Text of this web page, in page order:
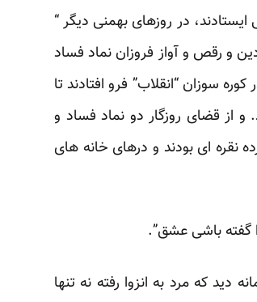
در روزهای بهمنی دیگر “
و رقص و آواز فروزان نماد فساد
سوزان “انقلاب” فرو افتادند تا
از قضای روزگار دو نماد فساد و
نقره ای بودند و درهای خانه های
گفته باشی عشق”.
که مرد به انزوا رفته نه تنها